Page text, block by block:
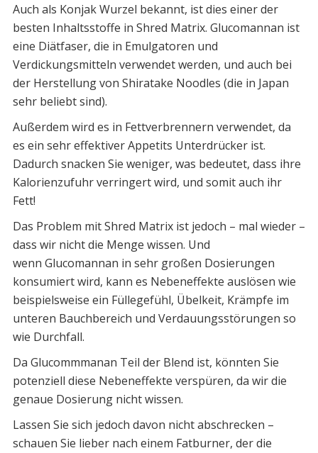
Auch als Konjak Wurzel bekannt, ist dies einer der
besten Inhaltsstoffe in Shred Matrix. Glucomannan ist
eine Diätfaser, die in Emulgatoren und
Verdickungsmitteln verwendet werden, und auch bei
der Herstellung von Shiratake Noodles (die in Japan
sehr beliebt sind).
Außerdem wird es in Fettverbrennern verwendet, da
es ein sehr effektiver Appetits Unterdrücker ist.
Dadurch snacken Sie weniger, was bedeutet, dass ihre
Kalorienzufuhr verringert wird, und somit auch ihr
Fett!
Das Problem mit Shred Matrix ist jedoch – mal wieder –
dass wir nicht die Menge wissen. Und
wenn Glucomannan in sehr großen Dosierungen
konsumiert wird, kann es Nebeneffekte auslösen wie
beispielsweise ein Füllegefühl, Übelkeit, Krämpfe im
unteren Bauchbereich und Verdauungsstörungen so
wie Durchfall.
Da Glucommmanan Teil der Blend ist, könnten Sie
potenziell diese Nebeneffekte verspüren, da wir die
genaue Dosierung nicht wissen.
Lassen Sie sich jedoch davon nicht abschrecken –
schauen Sie lieber nach einem Fatburner, der die